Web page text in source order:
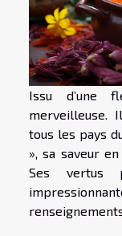
Issu d’une
merveilleuse.
tous les pays
», sa saveur
Ses vertus